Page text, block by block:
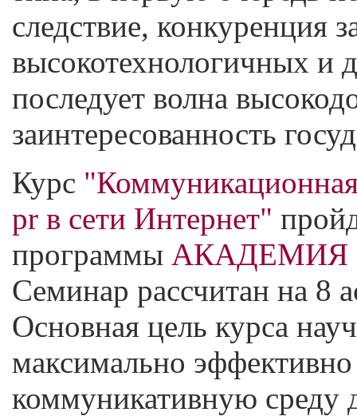
следствие, конкуренция
высокотехнологичных и
последует волна
заинтересованность
Курс
pr в сети Интернет"
программы
Семинар рассчитан на 8
Основная цель курса
максимально эффективно
коммуникативную среду